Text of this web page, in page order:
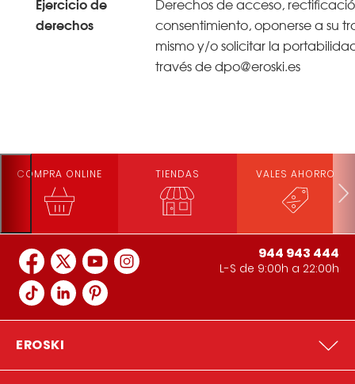
derechos
consentimiento, oponerse a su
mismo y/o solicitar la
través de dpo@eroski.es
COMPRA ONLINE TIENDAS VALES AHORRO
944 943 444
L-S de 9:00h a 22:00h
EROSKI